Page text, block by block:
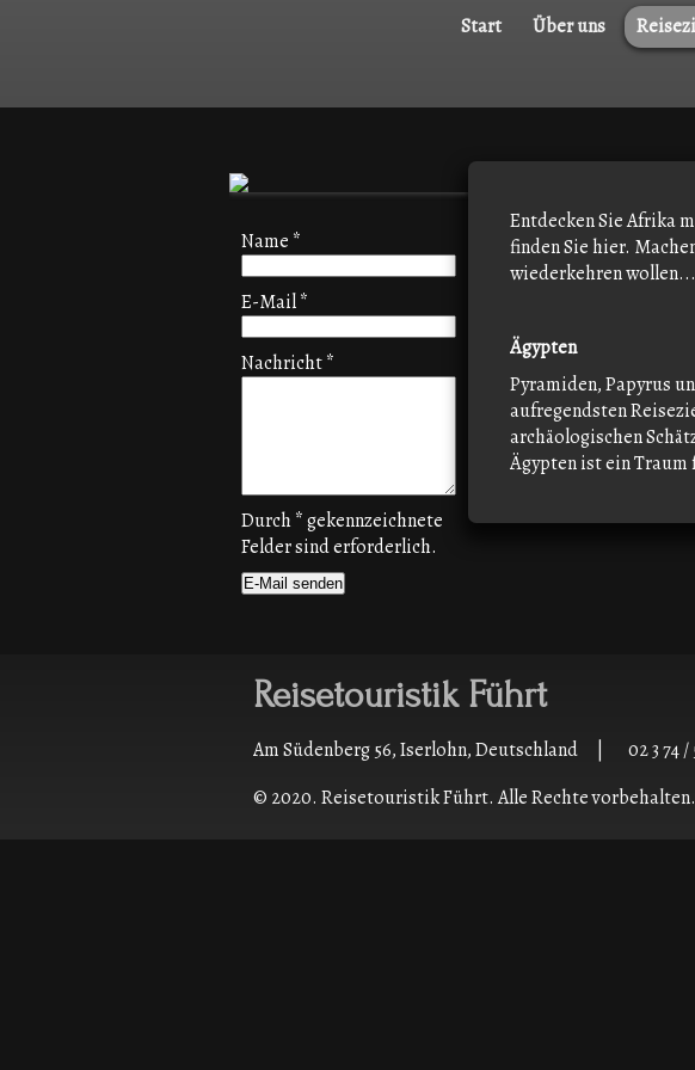
Start Über uns
Name *
E-Mail*
Nachricht*
Durch*gekennzeichnete
Felder sind erforderlich.
Entdecken Sie Afrika
finden Sie hier.
wiederkehren
Ägypten
Pyramiden, Papyrus
aufregendsten
archäologischen
Ägypten ist ein
Reisetouristik Führt
Am Südenberg 56, Iserlohn, Deutschland | 02 3
© 2020. Reisetouristik Führt. Alle Rechte vorbehalten.